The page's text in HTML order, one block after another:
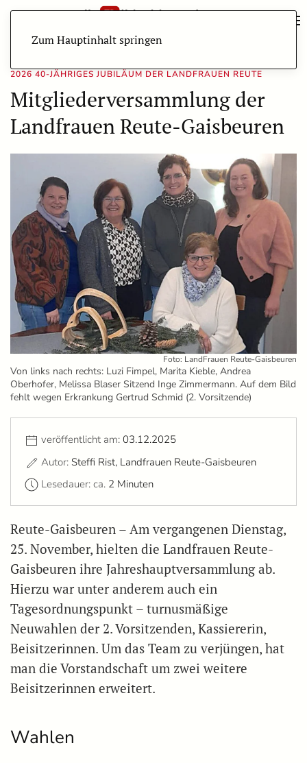
Zum Hauptinhalt springen
2026 40-JÄHRIGES JUBILÄUM DER LANDFRAUEN REUTE
Mitgliederversammlung der
Landfrauen Reute-Gaisbeuren
Foto: LandFrauen Reute-Gaisbeuren
Von links nach rechts: Luzi Fimpel, Marita Kieble, Andrea
Oberhofer, Melissa Blaser Sitzend Inge Zimmermann. Auf dem Bild
fehlt wegen Erkrankung Gertrud Schmid (2. Vorsitzende)
veröffentlicht am: 03.12.2025
Autor: Steffi Rist, Landfrauen Reute-Gaisbeuren
Lesedauer: ca. 2 Minuten
Reute-Gaisbeuren – Am vergangenen Dienstag,
25. November, hielten die Landfrauen Reute-
Gaisbeuren ihre Jahreshauptversammlung ab.
Hierzu war unter anderem auch ein
Tagesordnungspunkt – turnusmäßige
Neuwahlen der 2. Vorsitzenden, Kassiererin,
Beisitzerinnen. Um das Team zu verjüngen, hat
man die Vorstandschaft um zwei weitere
Beisitzerinnen erweitert.
Wahlen